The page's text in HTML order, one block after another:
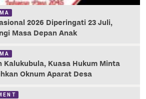
2026 Diperingati 23 Juli,
Masa Depan Anak
Kalukubula, Kuasa Hukum Minta
Oknum Aparat Desa